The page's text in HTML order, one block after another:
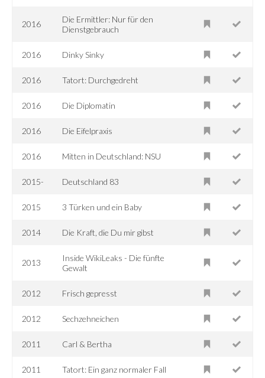
2016
Die Ermittler: Nur für den
Dienstgebrauch
2016 Dinky Sinky
2016 Tatort: Durchgedreht
2016 Die Diplomatin
2016 Die Eifelpraxis
2016 Mitten in Deutschland: NSU
2015- Deutschland 83
2015 3 Türken und ein Baby
2014 Die Kraft, die Du mir gibst
2013
Inside WikiLeaks - Die fünfte
Gewalt
2012 Frisch gepresst
2012 Sechzehneichen
2011 Carl & Bertha
2011 Tatort: Ein ganz normaler Fall